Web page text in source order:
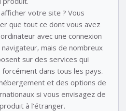
votre site ? Vous
que tout ce dont vous avez
avec une connexion
mais de nombreux
sur des services qui
forcément dans tous les pays.
et des options de
si vous envisagez de
à l’étranger.